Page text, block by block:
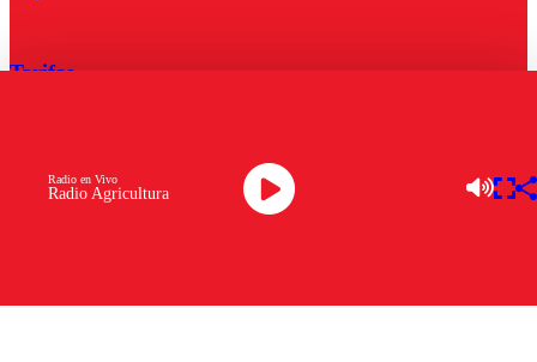
Radio Agricultura
Radio en Vivo
Tarifas
Descarga la APP